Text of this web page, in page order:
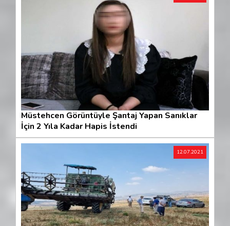
Müstehcen Görüntüyle Şantaj Yapan Sanıklar
İçin 2 Yıla Kadar Hapis İstendi
12.07.2021